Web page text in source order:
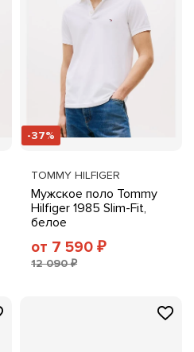
-37%
TOMMY HILFIGER
Мужское поло Tommy
Hilfiger 1985 Slim-Fit,
белое
от 7 590 ₽
12 090 ₽